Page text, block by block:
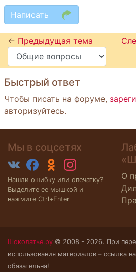
Написать
← Предыдущая тема
Быстрый ответ
Чтобы писать на форуме,
авторизуйтесь.
Мы в соцсетях
Нашли ошибку или опечатку?
Выделите ее мышкой и
нажмите Ctrl+Enter
О
Шоколатье.ру © 2008 - 2026. При
использования материалов – ссылка на
обязательна!